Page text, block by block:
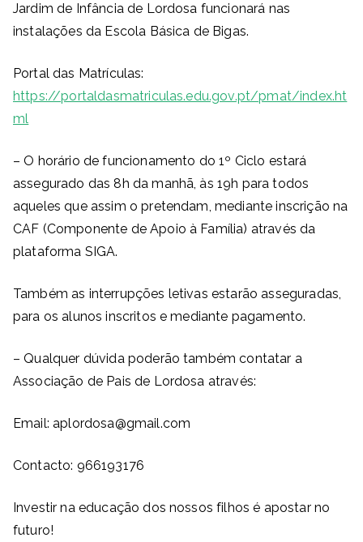
Jardim de Infância de Lordosa funcionará nas
instalações da Escola Básica de Bigas.
Portal das Matrículas:
https://portaldasmatriculas.edu.gov.pt/pmat/index.ht
ml
– O horário de funcionamento do 1º Ciclo estará
assegurado das 8h da manhã, às 19h para todos
aqueles que assim o pretendam, mediante inscrição na
CAF (Componente de Apoio à Família) através da
plataforma SIGA.
Também as interrupções letivas estarão asseguradas,
para os alunos inscritos e mediante pagamento.
– Qualquer dúvida poderão também contatar a
Associação de Pais de Lordosa através:
Email: aplordosa@gmail.com
Contacto: 966193176
Investir na educação dos nossos filhos é apostar no
futuro!